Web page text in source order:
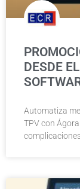
DESDE
Automatiza
TPV con